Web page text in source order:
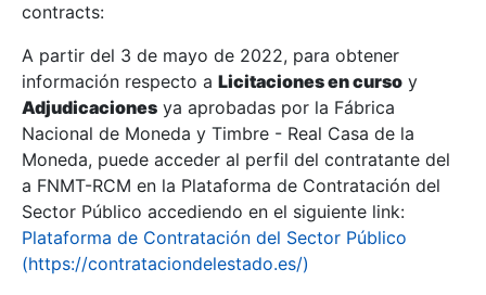
Show/Hide
Show/Hide
contracts:
A partir del 3 de mayo de 2022, para obtener
información respecto a Licitaciones en curso y
Adjudicaciones ya aprobadas por la Fábrica
Nacional de Moneda y Timbre - Real Casa de la
Moneda, puede acceder al perfil del contratante del
a FNMT-RCM en la Plataforma de Contratación del
Sector Público accediendo en el siguiente link:
Plataforma de Contratación del Sector Público
(https://contrataciondelestado.es/)